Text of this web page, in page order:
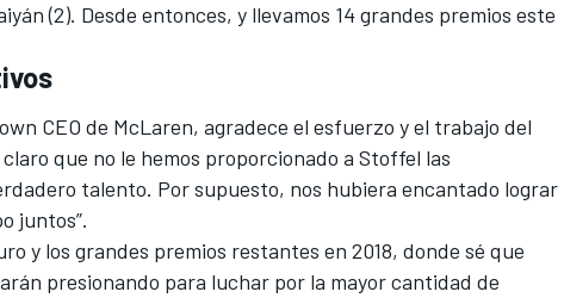
(2). Desde entonces, y llevamos 14 grandes premios este
CEO de McLaren, agradece el esfuerzo y el trabajo del
que no le hemos proporcionado a Stoffel las
talento. Por supuesto, nos hubiera encantado lograr
juntos”.
y los grandes premios restantes en 2018, donde sé que
presionando para luchar por la mayor cantidad de